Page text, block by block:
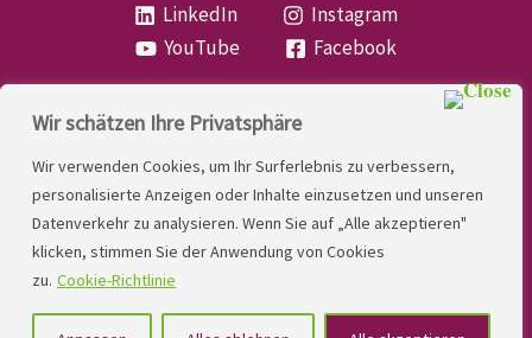
Wir schätzen Ihre Privatsphäre
Wir verwenden Cookies, um Ihr Surferlebnis zu verbessern,
personalisierte Anzeigen oder Inhalte einzusetzen und unseren
Datenverkehr zu analysieren. Wenn Sie auf „Alle akzeptieren"
klicken, stimmen Sie der Anwendung von Cookies
zu. Cookie-Richtlinie
LinkedIn
Instagram
YouTube
Facebook
LINDNER. 2026 | Powered by
Kontakt
Datenschutzerklärung